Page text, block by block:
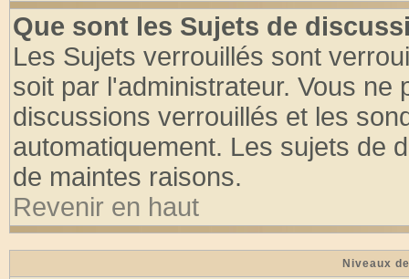
Que sont les Sujets de
Les Sujets verrouillés sont
soit par l'administrateur. Vous
discussions verrouillés et les
automatiquement. Les sujets de
de maintes raisons.
Revenir en haut
Niveaux